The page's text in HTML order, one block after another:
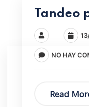
Tandeo
NO HAY
Read